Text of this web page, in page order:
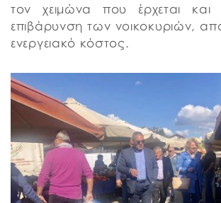
τον χειμώνα που έρχεται και
επιβάρυνση των νοικοκυριών,
ενεργειακό κόστος.